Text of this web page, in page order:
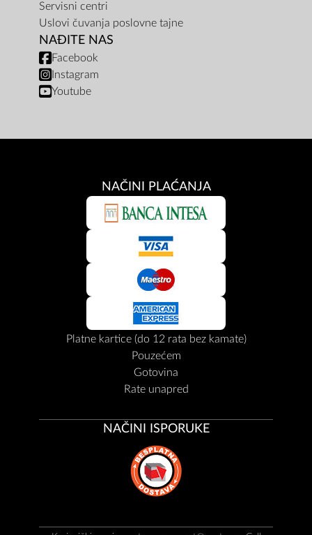
Servisni centri
Uslovi čuvanja poslovne tajne
NAĐITE NAS
Facebook
Instagram
Youtube
NAČINI PLAĆANJA
Platne kartice (do 12 rata bez kamate)
Pouzećem
Gotovina
Rate unapred
NAČINI ISPORUKE